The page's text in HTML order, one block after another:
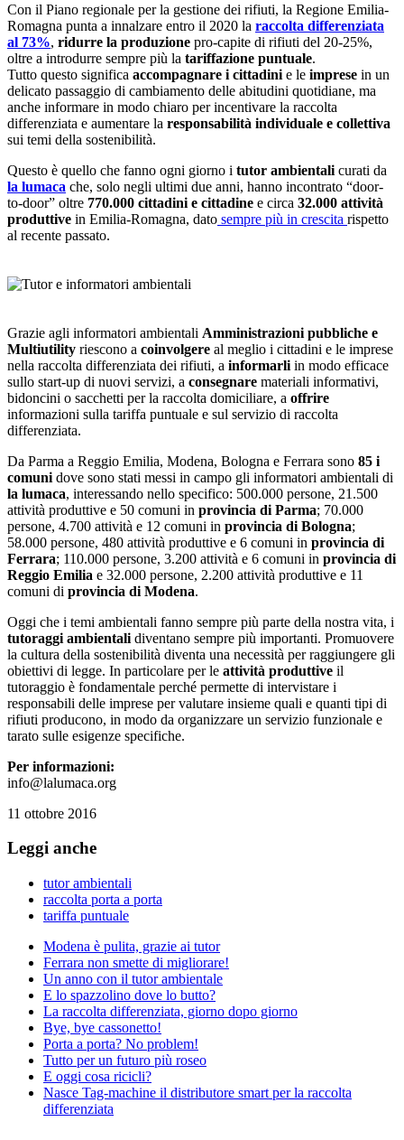
Con il Piano regionale per la gestione dei rifiuti, la Regione Emilia-
Romagna punta a innalzare entro il 2020 la raccolta differenziata
al 73%, ridurre la produzione pro-capite di rifiuti del 20-25%,
oltre a introdurre sempre più la tariffazione puntuale.
Tutto questo significa accompagnare i cittadini e le imprese in un
delicato passaggio di cambiamento delle abitudini quotidiane, ma
anche informare in modo chiaro per incentivare la raccolta
differenziata e aumentare la responsabilità individuale e collettiva
sui temi della sostenibilità.
Questo è quello che fanno ogni giorno i tutor ambientali curati da
la lumaca che, solo negli ultimi due anni, hanno incontrato “door-
to-door” oltre 770.000 cittadini e cittadine e circa 32.000 attività
produttive in Emilia-Romagna, dato sempre più in crescita rispetto
al recente passato.
Grazie agli informatori ambientali Amministrazioni pubbliche e
Multiutility riescono a coinvolgere al meglio i cittadini e le imprese
nella raccolta differenziata dei rifiuti, a informarli in modo efficace
sullo start-up di nuovi servizi, a consegnare materiali informativi,
bidoncini o sacchetti per la raccolta domiciliare, a offrire
informazioni sulla tariffa puntuale e sul servizio di raccolta
differenziata.
Da Parma a Reggio Emilia, Modena, Bologna e Ferrara sono 85 i
comuni dove sono stati messi in campo gli informatori ambientali di
la lumaca, interessando nello specifico: 500.000 persone, 21.500
attività produttive e 50 comuni in provincia di Parma; 70.000
persone, 4.700 attività e 12 comuni in provincia di Bologna;
58.000 persone, 480 attività produttive e 6 comuni in provincia di
Ferrara; 110.000 persone, 3.200 attività e 6 comuni in provincia di
Reggio Emilia e 32.000 persone, 2.200 attività produttive e 11
comuni di provincia di Modena.
Oggi che i temi ambientali fanno sempre più parte della nostra vita, i
tutoraggi ambientali diventano sempre più importanti. Promuovere
la cultura della sostenibilità diventa una necessità per raggiungere gli
obiettivi di legge. In particolare per le attività produttive il
tutoraggio è fondamentale perché permette di intervistare i
responsabili delle imprese per valutare insieme quali e quanti tipi di
rifiuti producono, in modo da organizzare un servizio funzionale e
tarato sulle esigenze specifiche.
Per informazioni:
info@lalumaca.org
11 ottobre 2016
Leggi anche
tutor ambientali
raccolta porta a porta
tariffa puntuale
Modena è pulita, grazie ai tutor
Ferrara non smette di migliorare!
Un anno con il tutor ambientale
E lo spazzolino dove lo butto?
La raccolta differenziata, giorno dopo giorno
Bye, bye cassonetto!
Porta a porta? No problem!
Tutto per un futuro più roseo
E oggi cosa ricicli?
Nasce Tag-machine il distributore smart per la raccolta
differenziata